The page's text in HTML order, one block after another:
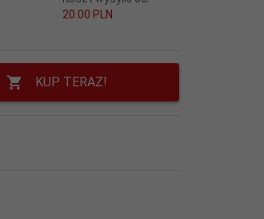
20.00 PLN
KUP TERAZ!